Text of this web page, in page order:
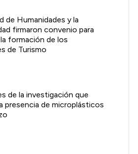
de Humanidades y la
firmaron convenio para
formación de los
de Turismo
de la investigación que
presencia de microplásticos